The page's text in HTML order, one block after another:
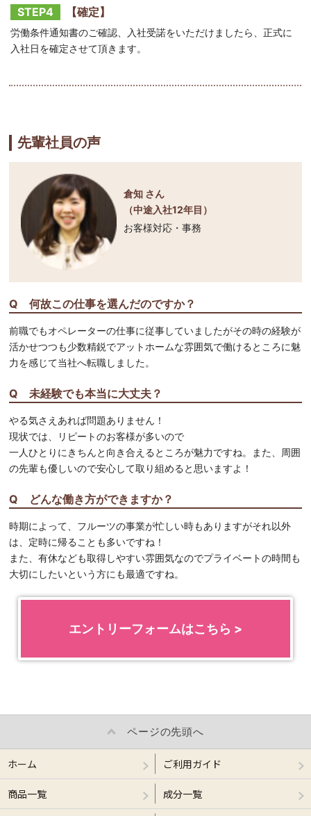
STEP4 【確定】
労働条件通知書のご確認、入社受諾をいただけましたら、正式に
入社日を確定させて頂きます。
先輩社員の声
倉知 さん
（中途入社12年目）
お客様対応・事務
Q 何故この仕事を選んだのですか？
前職でもオペレーターの仕事に従事していましたがその時の経験が
活かせつつも少数精鋭でアットホームな雰囲気で働けるところに魅
力を感じて当社へ転職しました。
Q 未経験でも本当に大丈夫？
やる気さえあれば問題ありません！
現状では、リピートのお客様が多いので
一人ひとりにきちんと向き合えるところが魅力ですね。また、周囲
の先輩も優しいので安心して取り組めると思いますよ！
Q どんな働き方ができますか？
時期によって、フルーツの事業が忙しい時もありますがそれ以外
は、定時に帰ることも多いですね！
また、有休なども取得しやすい雰囲気なのでプライベートの時間も
大切にしたいという方にも最適ですね。
エントリーフォームはこちら >
ページの先頭へ
ホーム ご利用ガイド
商品一覧 成分一覧